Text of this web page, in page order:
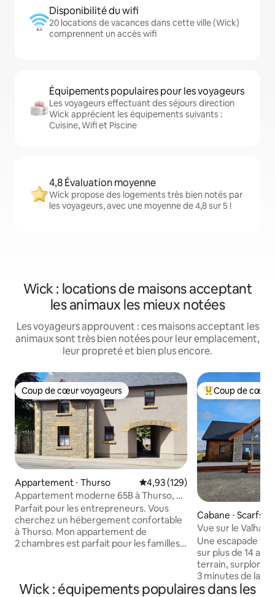
Disponibilité du wifi
20 locations de vacances dans cette ville (Wick)
comprennent un accès wifi
Équipements populaires pour les voyageurs
Les voyageurs effectuant des séjours direction
Wick apprécient les équipements suivants :
Cuisine, Wifi et Piscine
4,8 Évaluation moyenne
Wick propose des logements très bien notés par
les voyageurs, avec une moyenne de 4,8 sur 5 !
Wick : locations de maisons acceptant
les animaux les mieux notées
Les voyageurs approuvent : ces maisons acceptant les
animaux sont très bien notées pour leur emplacement,
leur propreté et bien plus encore.
Coup de cœur voyageurs
Coup de cœur voyageurs
Appartement ⋅ Thurso Évaluation moyenne sur la
4,93 (129)
Appartement moderne 65B à Thurso, à
proximité de la plage
Parfait pour les entrepreneurs. Vous
cherchez un hébergement confortable
à Thurso. Mon appartement de
2 chambres est parfait pour les familles
vous vous sentirez comme chez vous et
Coups de cœur
Coup de cœur
Cabane ⋅
Vue sur le
Une escapade
sur plus de 14
terrain,
3 minutes de la
Avec des
Wick : équipements populaires dans les